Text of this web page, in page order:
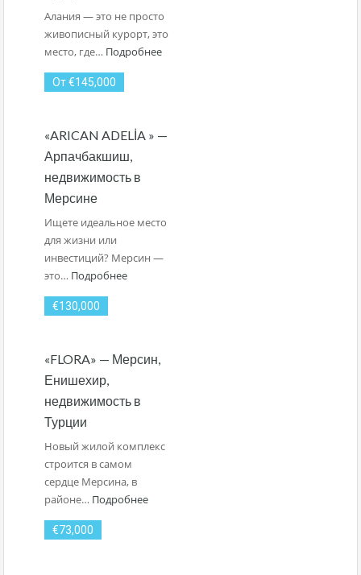
Алания — это не просто
живописный курорт, это
место, где… Подробнее
От €145,000
«ARICAN ADELİA » —
Арпачбакшиш,
недвижимость в
Мерсине
Ищете идеальное место
для жизни или
инвестиций? Мерсин —
это… Подробнее
€130,000
«FLORA» — Мерсин,
Енишехир,
недвижимость в
Турции
Новый жилой комплекс
строится в самом
сердце Мерсина, в
районе… Подробнее
€73,000